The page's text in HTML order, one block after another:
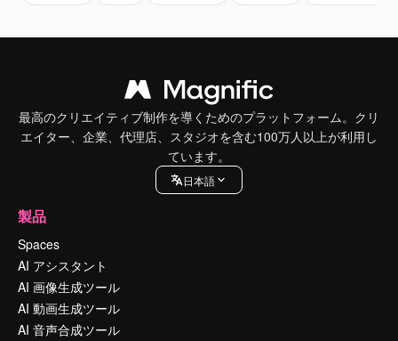
最高のクリエイティブ制作を導くためのプラットフォーム。クリ
エイター、企業、代理店、スタジオを含む100万人以上が利用し
ています。
日本語
製品
Spaces
AI アシスタント
AI 画像生成ツール
AI 動画生成ツール
AI 音声合成ツール